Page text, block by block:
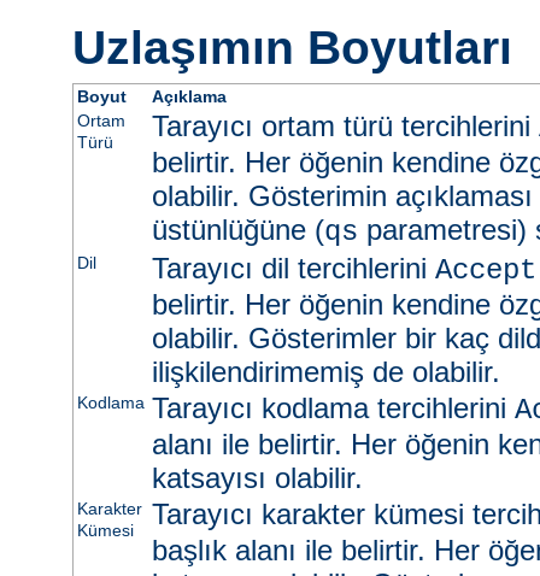
Uzlaşımın Boyutları
Boyut
Açıklama
Ortam
Türü
Tarayıcı ortam türü tercihlerini
belirtir. Her öğenin kendine
olabilir. Gösterimin
üstünlüğüne (qs parametresi)
Dil Tarayıcı dil tercihlerini
belirtir. Her öğenin kendine
olabilir. Gösterimler bir kaç
ilişkilendirimemiş de olabilir.
Kodlama Tarayıcı kodlama tercihlerini
alanı ile belirtir. Her öğenin
katsayısı olabilir.
Karakter
Kümesi
Tarayıcı karakter kümesi
başlık alanı ile belirtir. Her